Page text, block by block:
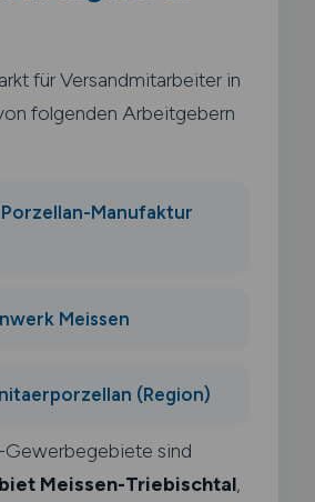
für Versandmitarbeiter in
folgenden Arbeitgebern
Manufaktur
Meissen
(Region)
sind
Meissen-Triebischtal,